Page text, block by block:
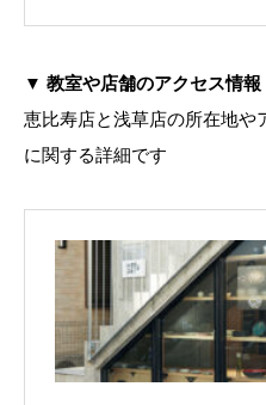
▼ 教室や店舗のアクセス情報
恵比寿店と浅草店の所在地や
に関する詳細です